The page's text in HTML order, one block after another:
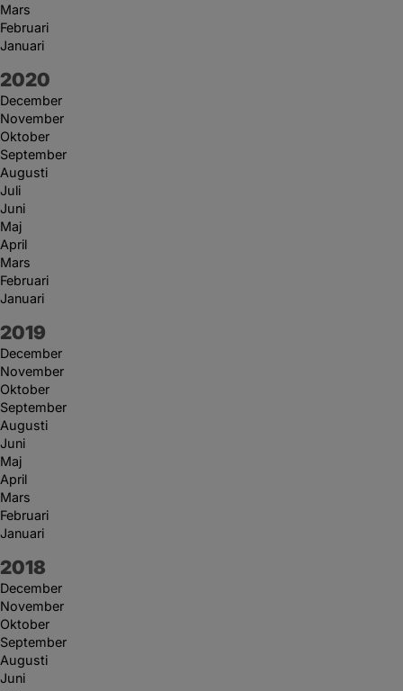
Mars
Februari
Januari
År:
2020
December
November
Oktober
September
Augusti
Juli
Juni
Maj
April
Mars
Februari
Januari
År:
2019
December
November
Oktober
September
Augusti
Juni
Maj
April
Mars
Februari
Januari
År:
2018
December
November
Oktober
September
Augusti
Juni